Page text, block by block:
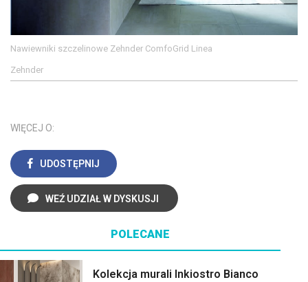
Nawiewniki szczelinowe Zehnder ComfoGrid Linea
Zehnder
WIĘCEJ O:
UDOSTĘPNIJ
WEŹ UDZIAŁ W DYSKUSJI
POLECANE
Kolekcja murali Inkiostro Bianco